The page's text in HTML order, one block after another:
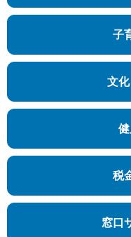
子
文
税
窓口